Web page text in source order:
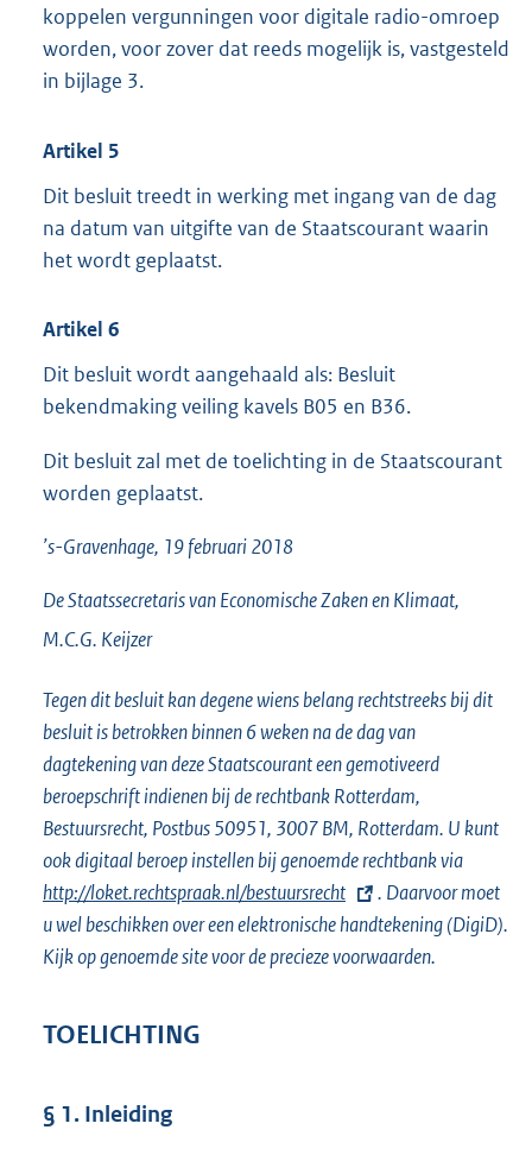
koppelen vergunningen voor digitale radio-omroep
worden, voor zover dat reeds mogelijk is, vastgesteld
in bijlage 3.
Artikel 5
Dit besluit treedt in werking met ingang van de dag
na datum van uitgifte van de Staatscourant waarin
het wordt geplaatst.
Artikel 6
Dit besluit wordt aangehaald als: Besluit
bekendmaking veiling kavels B05 en B36.
Dit besluit zal met de toelichting in de Staatscourant
worden geplaatst.
’s-Gravenhage, 19 februari 2018
De Staatssecretaris van Economische Zaken en Klimaat,
M.C.G. Keijzer
Tegen dit besluit kan degene wiens belang rechtstreeks bij dit
besluit is betrokken binnen 6 weken na de dag van
dagtekening van deze Staatscourant een gemotiveerd
beroepschrift indienen bij de rechtbank Rotterdam,
Bestuursrecht, Postbus 50951, 3007 BM, Rotterdam. U kunt
ook digitaal beroep instellen bij genoemde rechtbank via
x
t
http://loket.rechtspraak.nl/bestuursrecht
. Daarvoor moet
u wel beschikken over een elektronische handtekening (DigiD).
Kijk op genoemde site voor de precieze voorwaarden.
TOELICHTING
§ 1. Inleiding